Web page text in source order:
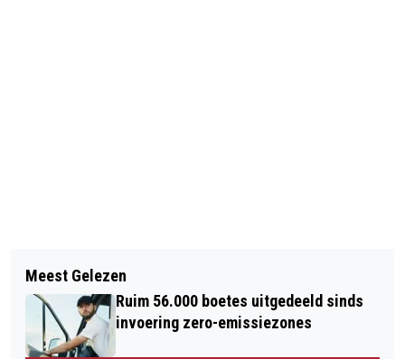
DWDD STILZWIJGEND GESTOPT MET
'JAKHALZEN'
PROCES TANGER OM AMSTERDAMSE
LIQUIDATIES VERDAAGD
Meest Gelezen
Ruim 56.000 boetes uitgedeeld sinds
invoering zero-emissiezones